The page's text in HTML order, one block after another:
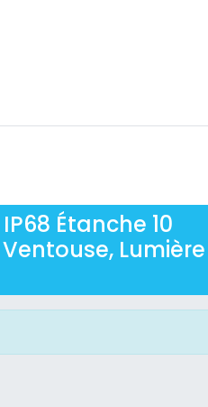
Étanche 10
Lumière